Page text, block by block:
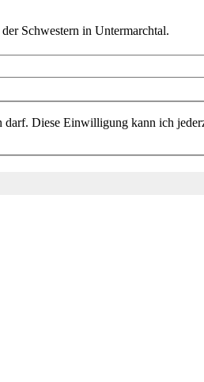
Schwestern in Untermarchtal.
Diese Einwilligung kann ich